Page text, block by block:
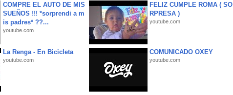
COMPRE EL AUTO DE MIS
SUEÑOS !!! *sorprendi a m
is padres* ??...
youtube.com
FELIZ CUMPLE ROMA ( SO
RPRESA )
youtube.com
La Renga - En Bicicleta
youtube.com
COMUNICADO OXEY
youtube.com